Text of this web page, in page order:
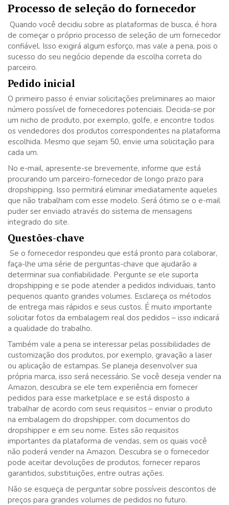
Processo de seleção do fornecedor
Quando você decidiu sobre as plataformas de busca, é hora
de começar o próprio processo de seleção de um fornecedor
confiável. Isso exigirá algum esforço, mas vale a pena, pois o
sucesso do seu negócio depende da escolha correta do
parceiro.
Pedido inicial
O primeiro passo é enviar solicitações preliminares ao maior
número possível de fornecedores potenciais. Decida-se por
um nicho de produto, por exemplo, golfe, e encontre todos
os vendedores dos produtos correspondentes na plataforma
escolhida. Mesmo que sejam 50, envie uma solicitação para
cada um.
No e-mail, apresente-se brevemente, informe que está
procurando um parceiro-fornecedor de longo prazo para
dropshipping. Isso permitirá eliminar imediatamente aqueles
que não trabalham com esse modelo. Será ótimo se o e-mail
puder ser enviado através do sistema de mensagens
integrado do site.
Questões-chave
Se o fornecedor respondeu que está pronto para colaborar,
faça-lhe uma série de perguntas-chave que ajudarão a
determinar sua confiabilidade. Pergunte se ele suporta
dropshipping e se pode atender a pedidos individuais, tanto
pequenos quanto grandes volumes. Esclareça os métodos
de entrega mais rápidos e seus custos. É muito importante
solicitar fotos da embalagem real dos pedidos – isso indicará
a qualidade do trabalho.
Também vale a pena se interessar pelas possibilidades de
customização dos produtos, por exemplo, gravação a laser
ou aplicação de estampas. Se planeja desenvolver sua
própria marca, isso será necessário. Se você deseja vender na
Amazon, descubra se ele tem experiência em fornecer
pedidos para esse marketplace e se está disposto a
trabalhar de acordo com seus requisitos – enviar o produto
na embalagem do dropshipper, com documentos do
dropshipper e em seu nome. Estes são requisitos
importantes da plataforma de vendas, sem os quais você
não poderá vender na Amazon. Descubra se o fornecedor
pode aceitar devoluções de produtos, fornecer reparos
garantidos, substituições, entre outras ações.
Não se esqueça de perguntar sobre possíveis descontos de
preços para grandes volumes de pedidos no futuro.